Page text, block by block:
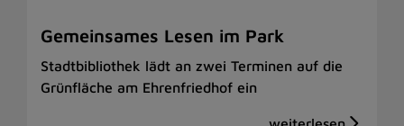
Gemeinsames Lesen im Park
Stadtbibliothek lädt an zwei Terminen auf die
Grünfläche am Ehrenfriedhof ein